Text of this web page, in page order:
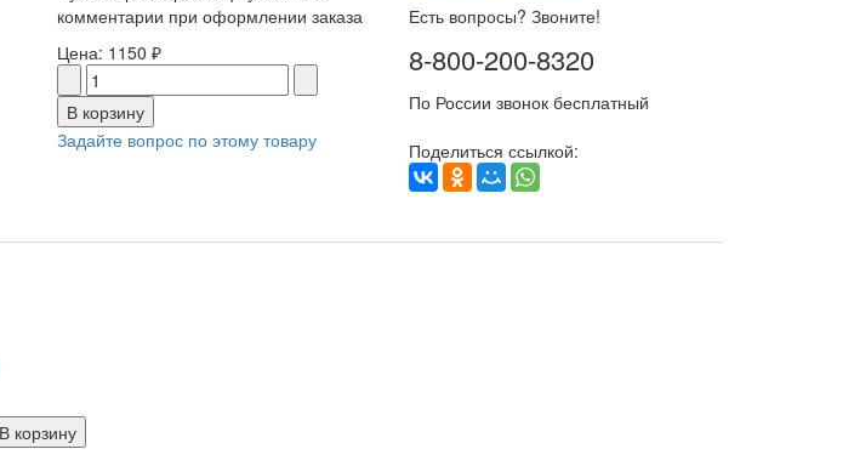
комментарии при оформлении заказа
Цена: 1150 ₽
Задайте вопрос по этому товару
Есть вопросы? Звоните!
8-800-200-8320
По России звонок бесплатный
Поделиться ссылкой: